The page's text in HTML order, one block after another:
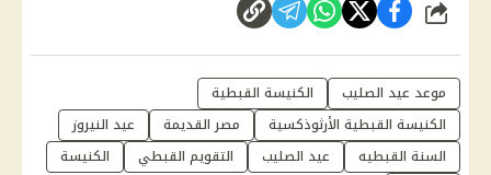
شارك
موعد عيد الصليب
الكنيسة القبطية
الكنيسة القبطية الأرثوذكسية
مصر القديمة
عيد النيروز
السنة القبطيه
عيد الصليب التقويم القبطي
الكنيسة